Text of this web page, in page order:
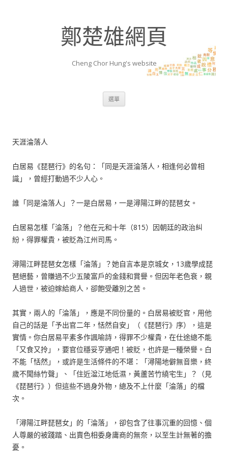
鄭楚雄網頁
Cheng Chor Hung's website
選單
天涯淪落人
白居易《琵琶行》的名句：「同是天涯淪落人，相逢何必曾相
識」，曾經打動過不少人心。
誰「同是淪落人」？一是白居易，一是潯陽江畔的琵琶女。
白居易怎樣「淪落」？他在元和十年（815）因朝廷的政治糾
紛，得罪權貴，被貶為江州司馬。
潯陽江畔琵琶女怎樣「淪落」？她自言本是京城女，13歲學成琵
琶絕藝，曾賺過不少五陵富戶的金錢和賞譽。但因年老色衰，親
人過世，被迫嫁給商人，卻飽受離別之苦。
其實，兩人的「淪落」，應是不同份量的。白居易被貶官，用他
自己的話是「予出官二年，恬然自安」（《琵琶行》序），這是
實情。你白居易平素多作諷喻詩，得罪不少權貴，在仕途總不能
「又食又拎」，要官位穩妥亨通吧！被貶，也許是一種榮譽。白
不能「恬然」，或許是生活條件的不堪：「潯陽地僻無音樂，終
歲不聞絲竹聲」、「住近湓江地低濕，黃蘆苦竹繞宅生」？（見
《琵琶行》）但這些不過身外物，總及不上什麼「淪落」的檔
次。
「潯陽江畔琵琶女」的「淪落」，卻包含了往事沉重的回憶、個
人尊嚴的被踐踏、出賣色相委身庸商的無奈，以至生計無著的擔
憂。